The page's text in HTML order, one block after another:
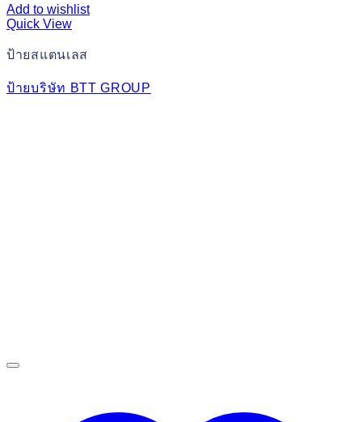
Add to wishlist
Quick View
ป้ายสแตนเลส
ป้ายบริษัท BTT GROUP